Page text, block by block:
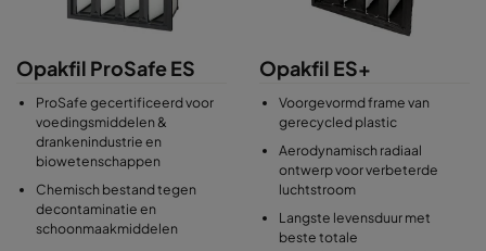
Opakfil ProSafe ES
ProSafe gecertificeerd voor
voedingsmiddelen &
drankenindustrie en
biowetenschappen
Chemisch bestand tegen
decontaminatie en
schoonmaakmiddelen
Opakfil ES+
Voorgevormd frame van
gerecycled plastic
Aerodynamisch radiaal
ontwerp voor verbeterde
luchtstroom
Langste levensduur met
beste totale